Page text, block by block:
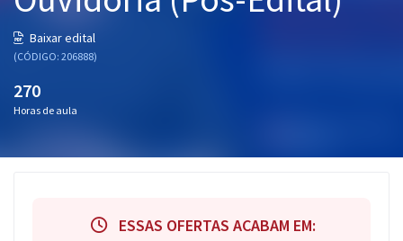
Conteúdo gratuito
Atendimento
Baixar edital
(CÓDIGO: 206888)
270
Horas de aula
ESSAS OFERTAS ACABAM EM: